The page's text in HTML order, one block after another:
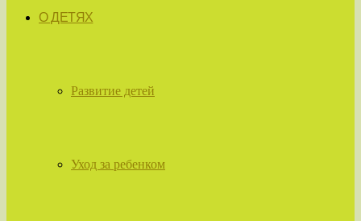
О ДЕТЯХ
Развитие детей
Уход за ребенком